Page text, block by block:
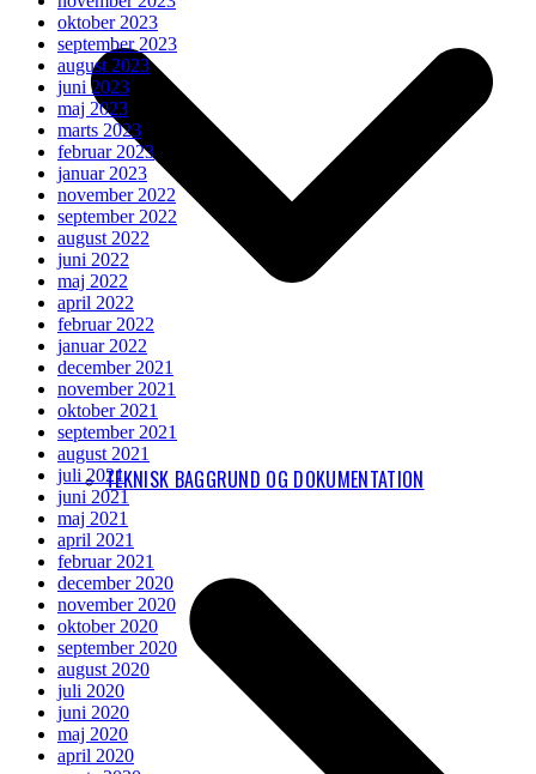
TEKNISK BAGGRUND OG DOKUMENTATION
oktober 2023
september 2023
august 2023
juni 2023
maj 2023
marts 2023
februar 2023
januar 2023
november 2022
september 2022
august 2022
juni 2022
maj 2022
april 2022
februar 2022
januar 2022
december 2021
november 2021
oktober 2021
september 2021
august 2021
juli 2021
juni 2021
maj 2021
april 2021
februar 2021
december 2020
november 2020
oktober 2020
september 2020
august 2020
juli 2020
juni 2020
maj 2020
april 2020